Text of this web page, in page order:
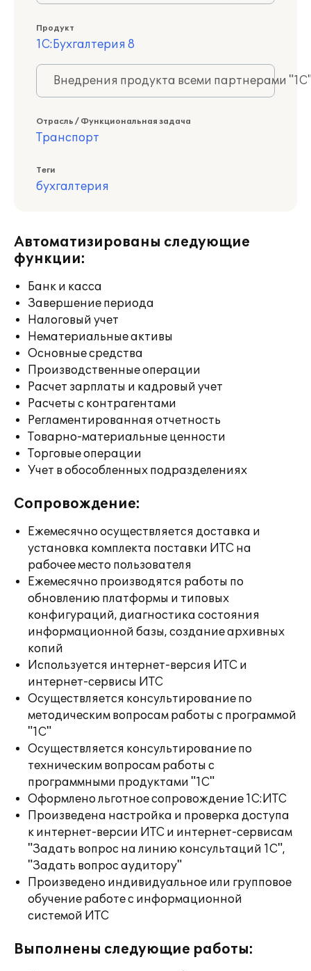
Продукт
1С:Бухгалтерия 8
Внедрения продукта всеми партнерами
Отрасль / Функциональная задача
Транспорт
Теги
бухгалтерия
Автоматизированы следующие
функции:
Банк и касса
Завершение периода
Налоговый учет
Нематериальные активы
Основные средства
Производственные операции
Расчет зарплаты и кадровый учет
Расчеты с контрагентами
Регламентированная отчетность
Товарно-материальные ценности
Торговые операции
Учет в обособленных подразделениях
Сопровождение:
Ежемесячно осуществляется доставка и
установка комплекта поставки ИТС на
рабочее место пользователя
Ежемесячно производятся работы по
обновлению платформы и типовых
конфигураций, диагностика состояния
информационной базы, создание архивных
копий
Используется интернет-версия ИТС и
интернет-сервисы ИТС
Осуществляется консультирование по
методическим вопросам работы с программой
"1С"
Осуществляется консультирование по
техническим вопросам работы с
программными продуктами "1С"
Оформлено льготное сопровождение 1С:ИТС
Произведена настройка и проверка доступа
к интернет-версии ИТС и интернет-сервисам
"Задать вопрос на линию консультаций 1С",
"Задать вопрос аудитору"
Произведено индивидуальное или групповое
обучение работе с информационной
системой ИТС
Выполнены следующие работы: